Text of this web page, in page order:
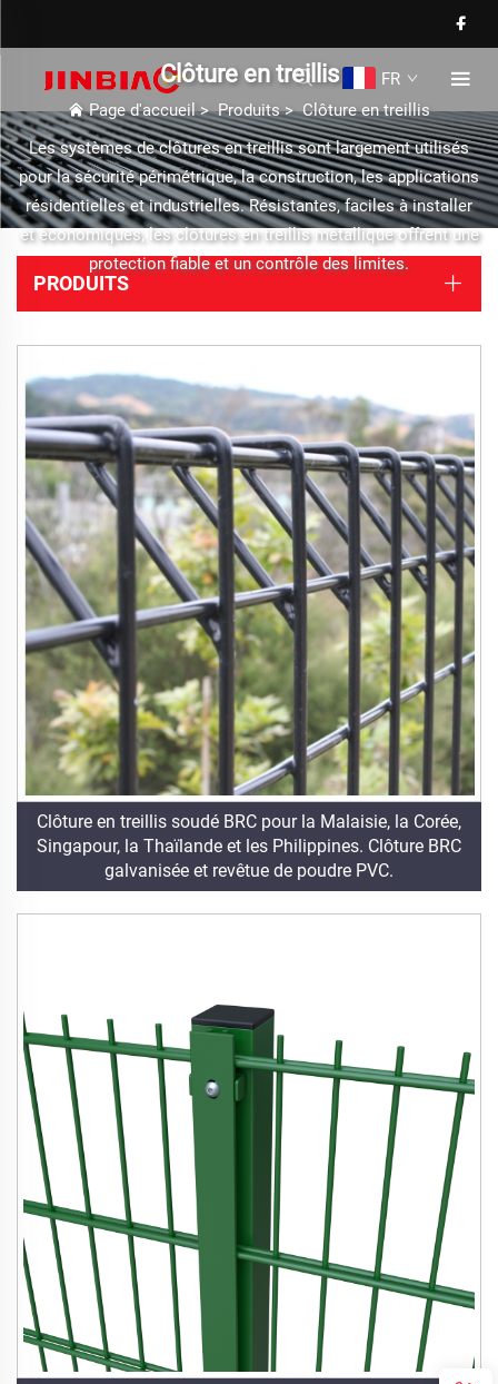
FR
Clôture en treillis
Page d'accueil>Produits>Clôture en treillis
Les systèmes de clôtures en treillis sont largement utilisés
pour la sécurité périmétrique, la construction, les applications
résidentielles et industrielles. Résistantes, faciles à installer
et économiques, les clôtures en treillis métallique offrent une
protection fiable et un contrôle des limites.
PRODUITS
Clôture en treillis soudé BRC pour la Malaisie, la Corée,
Singapour, la Thaïlande et les Philippines. Clôture BRC
galvanisée et revêtue de poudre PVC.